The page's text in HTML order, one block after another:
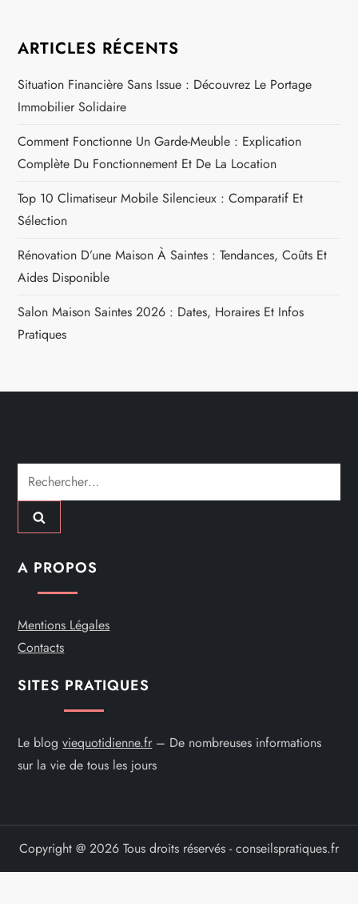
g
a
t
i
o
n
d
e
l
’
r
t
i
c
l
e
ARTICLES RÉCENTS
Situation Financière Sans Issue : Découvrez Le Portage
Immobilier Solidaire
Comment Fonctionne Un Garde-Meuble : Explication
Complète Du Fonctionnement Et De La Location
Top 10 Climatiseur Mobile Silencieux : Comparatif Et
Sélection
Rénovation D’une Maison À Saintes : Tendances, Coûts Et
Aides Disponible
Salon Maison Saintes 2026 : Dates, Horaires Et Infos
Pratiques
Rechercher :
A PROPOS
Mentions Légales
Contacts
SITES PRATIQUES
Le blogviequotidienne.fr – De nombreuses informations
sur la vie de tous les jours
Copyright @ 2026 Tous droits réservés - conseilspratiques.fr